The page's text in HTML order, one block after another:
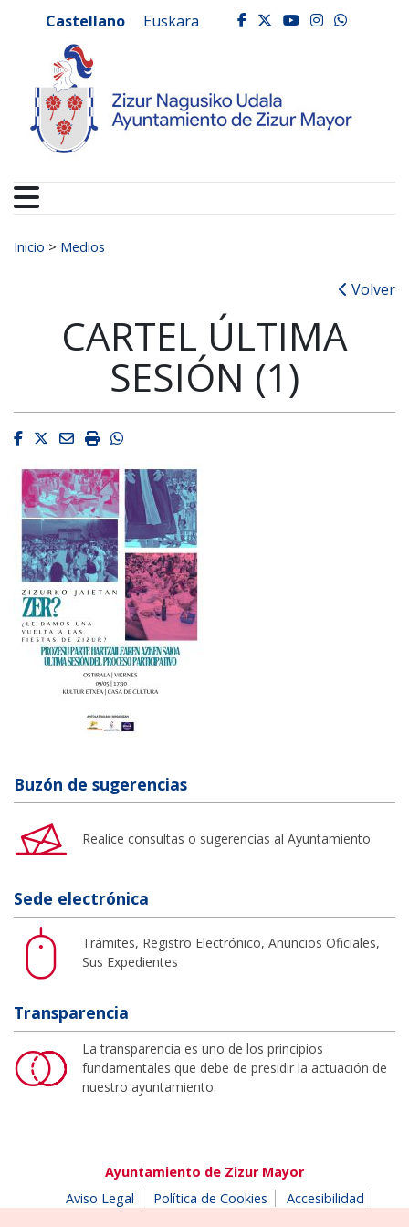
Ayuntamiento de
Castellano Euskara facebook
twitter
youtube
Buscar:
Inicio > Medios
Volver
CARTEL ÚLTIMA
SESIÓN (1)
Facebook
Twitter
EmailImprimirWhatsapp
Buzón de sugerencias
Realice consultas o sugerencias al Ayuntamiento
Sede electrónica
Trámites, Registro Electrónico, Anuncios Oficiales,
Sus Expedientes
Transparencia
La transparencia es uno de los principios
fundamentales que debe de presidir la actuación de
nuestro ayuntamiento.
Ayuntamiento de Zizur Mayor
Aviso Legal
Política de Cookies
Accesibilidad